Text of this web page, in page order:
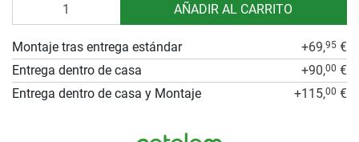
AÑADIR AL CARRITO
Montaje tras entrega estándar +69,95 €
Entrega dentro de casa
+90,00 €
Entrega dentro de casa y Montaje
+115,00 €